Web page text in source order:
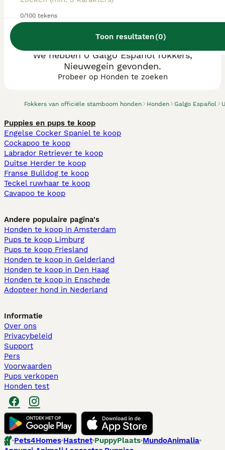
0/100 tekens
Toon resultaten(0)
Fokkers van officiële stamboom honden Honden Galgo Español
We hebben 0 Galgo Español fokkers,
Nieuwegein gevonden.
Probeer op Honden te zoeken
Puppies en pups te koop
Engelse Cocker Spaniel te koop
Cockapoo te koop
Labrador Retriever te koop
Duitse Herder te koop
Franse Bulldog te koop
Teckel ruwhaar te koop
Cavapoo te koop
Andere populaire pagina's
Honden te koop in Amsterdam
Pups te koop Limburg​
Pups te koop Friesland​
Honden te koop in Gelderland
Honden te koop in Den Haag
Honden te koop in Enschede
Adopteer hond in Nederland
Informatie
Over ons
Privacybeleid
Support
Pers
Voorwaarden
Pups verkopen
Honden test
Pets4Homes Hastnet PuppyPlaats MundoAnimalia